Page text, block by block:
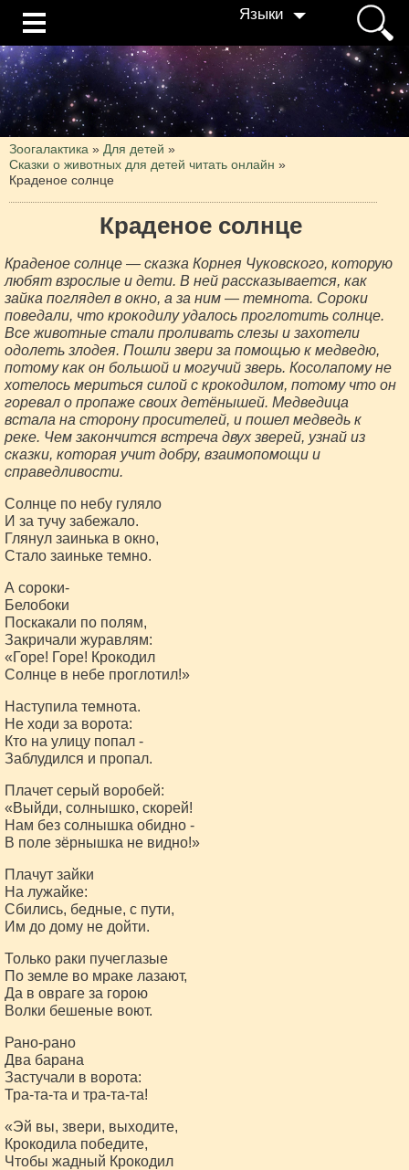
Языки
Зоогалактика » Для детей »
Сказки о животных для детей читать онлайн »
Краденое солнце
Краденое солнце
Краденое солнце — сказка Корнея Чуковского, которую
любят взрослые и дети. В ней рассказывается, как
зайка поглядел в окно, а за ним — темнота. Сороки
поведали, что крокодилу удалось проглотить солнце.
Все животные стали проливать слезы и захотели
одолеть злодея. Пошли звери за помощью к медведю,
потому как он большой и могучий зверь. Косолапому не
хотелось мериться силой с крокодилом, потому что он
горевал о пропаже своих детёнышей. Медведица
встала на сторону просителей, и пошел медведь к
реке. Чем закончится встреча двух зверей, узнай из
сказки, которая учит добру, взаимопомощи и
справедливости.
Солнце по небу гуляло
И за тучу забежало.
Глянул заинька в окно,
Стало заиньке темно.
А сороки-
Белобоки
Поскакали по полям,
Закричали журавлям:
«Горе! Горе! Крокодил
Солнце в небе проглотил!»
Наступила темнота.
Не ходи за ворота:
Кто на улицу попал -
Заблудился и пропал.
Плачет серый воробей:
«Выйди, солнышко, скорей!
Нам без солнышка обидно -
В поле зёрнышка не видно!»
Плачут зайки
На лужайке:
Сбились, бедные, с пути,
Им до дому не дойти.
Только раки пучеглазые
По земле во мраке лазают,
Да в овраге за горою
Волки бешеные воют.
Рано-рано
Два барана
Застучали в ворота:
Тра-та-та и тра-та-та!
«Эй вы, звери, выходите,
Крокодила победите,
Чтобы жадный Крокодил